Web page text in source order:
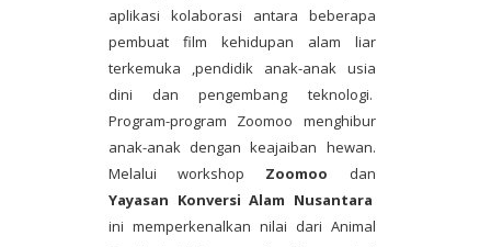
aplikasi kolaborasi antara beberapa
pembuat film kehidupan alam liar
terkemuka ,pendidik anak-anak usia
dini dan pengembang teknologi.
Program-program Zoomoo menghibur
anak-anak dengan keajaiban hewan.
Melalui workshop Zoomoo dan
Yayasan Konversi Alam Nusantara
ini memperkenalkan nilai dari Animal